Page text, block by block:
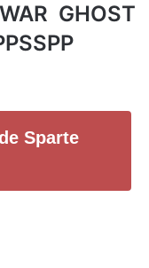
GHOST
Sparte